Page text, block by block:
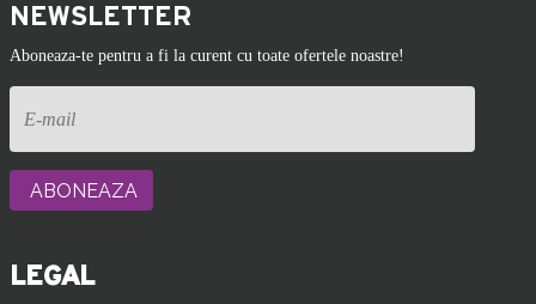
NEWSLETTER
Aboneaza-te pentru a fi la curent cu toate ofertele noastre!
LEGAL